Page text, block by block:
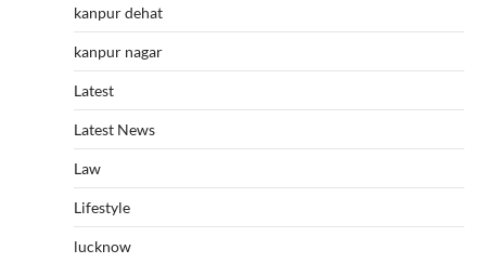
kanpur dehat
kanpur nagar
Latest
Latest News
Law
Lifestyle
lucknow